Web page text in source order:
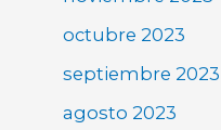
octubre 2023
septiembre 2023
agosto 2023